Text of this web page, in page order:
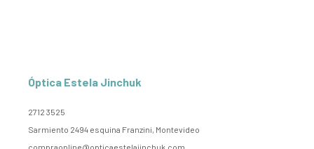
Óptica Estela Jinchuk
2712 3525
Sarmiento 2494 esquina Franzini, Montevideo